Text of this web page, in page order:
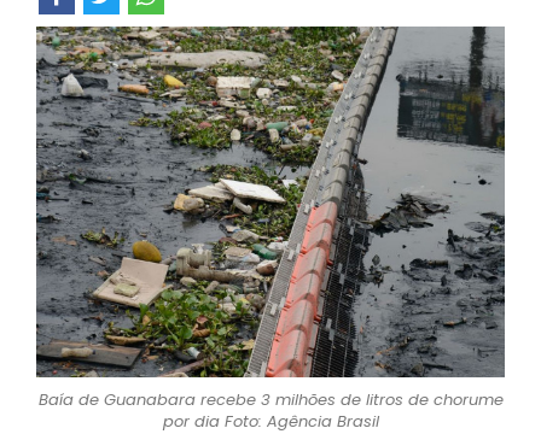
Baía de Guanabara recebe 3 milhões de litros de chorume
por dia Foto: Agência Brasil